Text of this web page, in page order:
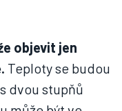
objevit jen
Teploty se budou
dvou stupňů